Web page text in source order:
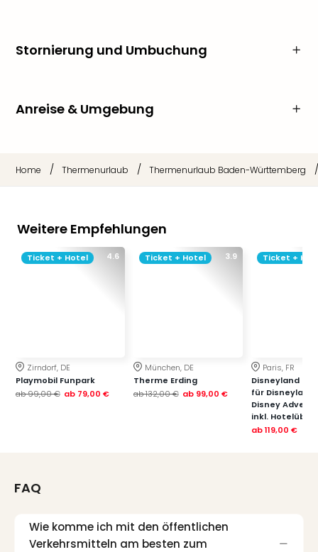
Stornierung und Umbuchung
Anreise & Umgebung
Home / Thermenurlaub / Thermenurlaub Baden-Württemberg /
Weitere Empfehlungen
4.6
Ticket + Hotel
Zirndorf, DE
Playmobil Funpark
ab99,00 € ab 79,00 €
3.9
Ticket + Hotel
München, DE
Therme Erding
ab132,00 € ab 99,00 €
Ticket +
Paris, FR
Disneyland
für
Disney
inkl.
ab119,00 €
FAQ
Wie komme ich mit den öffentlichen
Verkehrsmitteln am besten zum